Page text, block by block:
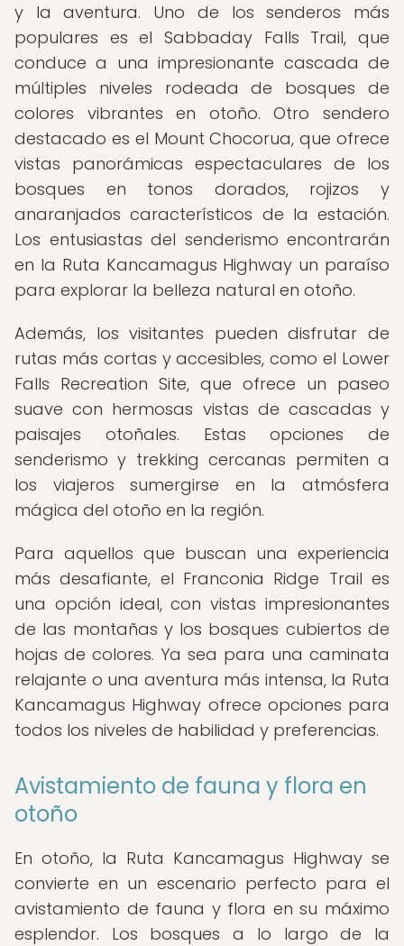
y la aventura. Uno de los senderos más
populares es el Sabbaday Falls Trail, que
conduce a una impresionante cascada de
múltiples niveles rodeada de bosques de
colores vibrantes en otoño. Otro sendero
destacado es el Mount Chocorua, que ofrece
vistas panorámicas espectaculares de los
bosques en tonos dorados, rojizos y
anaranjados característicos de la estación.
Los entusiastas del senderismo encontrarán
en la Ruta Kancamagus Highway un paraíso
para explorar la belleza natural en otoño.
Además, los visitantes pueden disfrutar de
rutas más cortas y accesibles, como el Lower
Falls Recreation Site, que ofrece un paseo
suave con hermosas vistas de cascadas y
paisajes otoñales. Estas opciones de
senderismo y trekking cercanas permiten a
los viajeros sumergirse en la atmósfera
mágica del otoño en la región.
Para aquellos que buscan una experiencia
más desafiante, el Franconia Ridge Trail es
una opción ideal, con vistas impresionantes
de las montañas y los bosques cubiertos de
hojas de colores. Ya sea para una caminata
relajante o una aventura más intensa, la Ruta
Kancamagus Highway ofrece opciones para
todos los niveles de habilidad y preferencias.
Avistamiento de fauna y flora en
otoño
En otoño, la Ruta Kancamagus Highway se
convierte en un escenario perfecto para el
avistamiento de fauna y flora en su máximo
esplendor. Los bosques a lo largo de la